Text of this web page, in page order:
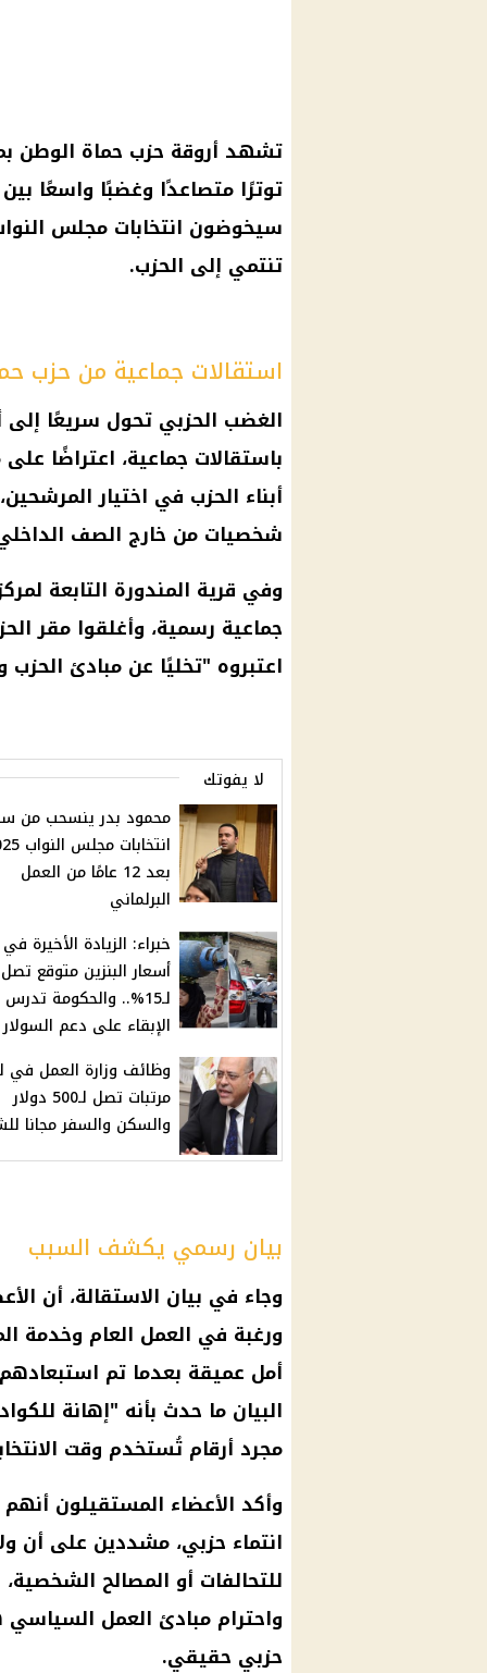
تشهد أروقة حزب حماة الوطن
توترًا متصاعدًا وغضبًا واسعًا
سيخوضون انتخابات مجلس
تنتمي إلى الحزب.
استقالات جماعية من حزب
الغضب الحزبي تحول سريعًا إلى
باستقالات جماعية، اعتراضًا
أبناء الحزب في اختيار
شخصيات من خارج الصف
وفي قرية المندورة التابعة
جماعية رسمية، وأغلقوا مقر
اعتبروه "تخليًا عن مبادئ
لا يفوتك
محمود بدر ينسحب من
انتخابات
بعد 12 عامًا من العمل
البرلماني
خبراء: الزيادة الأخيرة في
أسعار البنزين متوقع تصل
لـ15%.. والحكومة تدرس
الإبقاء على دعم السولار
وظائف وزارة العمل في
مرتبات تصل لـ500 دولار
والسكن والسفر مجانا
بيان رسمي يكشف السبب
وجاء في بيان الاستقالة، أن
ورغبة في العمل العام وخدمة
أمل عميقة بعدما تم
البيان ما حدث بأنه "إهانة
مجرد أرقام تُستخدم وقت
وأكد الأعضاء المستقيلون
انتماء حزبي، مشددين على أن
للتحالفات أو المصالح
واحترام مبادئ العمل
حزبي حقيقي.